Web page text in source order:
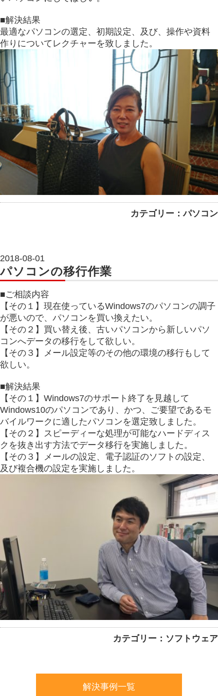
■解決結果
最適なパソコンの選定、初期設定、及び、操作や資料
作りについてレクチャーを致しました。
カテゴリー：パソコン
2018-08-01
パソコンの移行作業
■ご相談内容
【その１】現在使っているWindows7のパソコンの調子
が悪いので、パソコンを買い換えたい。
【その２】買い替え後、古いパソコンから新しいパソ
コンへデータの移行をして欲しい。
【その３】メール設定等のその他の環境の移行もして
欲しい。
■解決結果
【その１】Windows7のサポート終了を見越して
Windows10のパソコンであり、かつ、ご要望であるモ
バイルワークに適したパソコンを選定致しました。
【その２】スピーディーな処理が可能なハードディス
クを抜き出す方法でデータ移行を実施しました。
【その３】メールの設定、電子認証のソフトの設定、
及び複合機の設定を実施しました。
カテゴリー：ソフトウェア
解決事例一覧